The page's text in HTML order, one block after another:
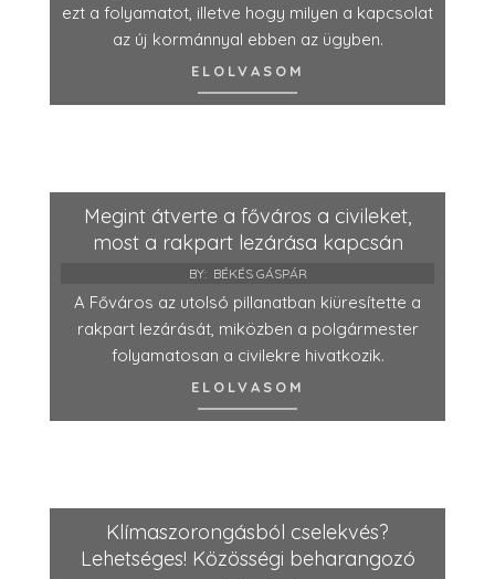
ezt a folyamatot, illetve hogy milyen a kapcsolat
az új kormánnyal ebben az ügyben.
ELOLVASOM
Megint átverte a főváros a civileket,
most a rakpart lezárása kapcsán
BY: BÉKÉS GÁSPÁR
A Főváros az utolsó pillanatban kiüresítette a
rakpart lezárását, miközben a polgármester
folyamatosan a civilekre hivatkozik.
ELOLVASOM
Klímaszorongásból cselekvés?
Lehetséges! Közösségi beharangozó